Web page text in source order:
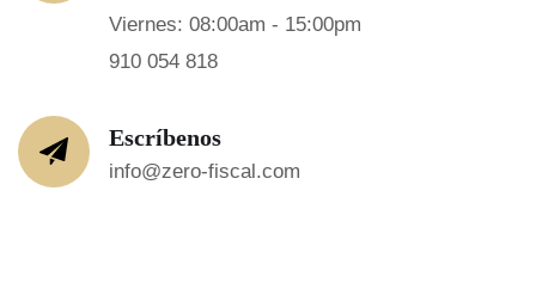
Viernes: 08:00am - 15:00pm
910 054 818
Escríbenos
info@zero-fiscal.com